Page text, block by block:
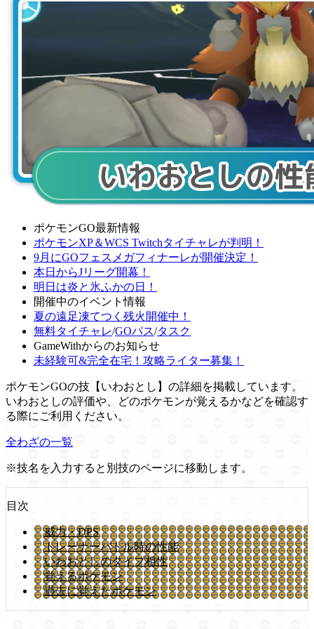
ポケモンGO最新情報
ポケモンXP＆WCS Twitchタイチャレが判明！
9月にGOフェスメガフィナーレが開催決定！
本日からJリーグ開幕！
明日は炎と氷ふかの日！
開催中のイベント情報
夏の遠足凍てつく残火開催中！
無料タイチャレ/GOパス/タスク
GameWithからのお知らせ
未経験可&完全在宅！攻略ライター募集！
ポケモンGOの技【いわおとし】の詳細を掲載しています。
いわおとしの評価や、どのポケモンが覚えるかなどを確認す
る際にご利用ください。
全わざの一覧
※技名を入力すると別技のページに移動します。
目次
威力・DPS
トレーナーバトル時の性能
いわおとしのタイプ相性
覚えるポケモン
過去に覚えたポケモン